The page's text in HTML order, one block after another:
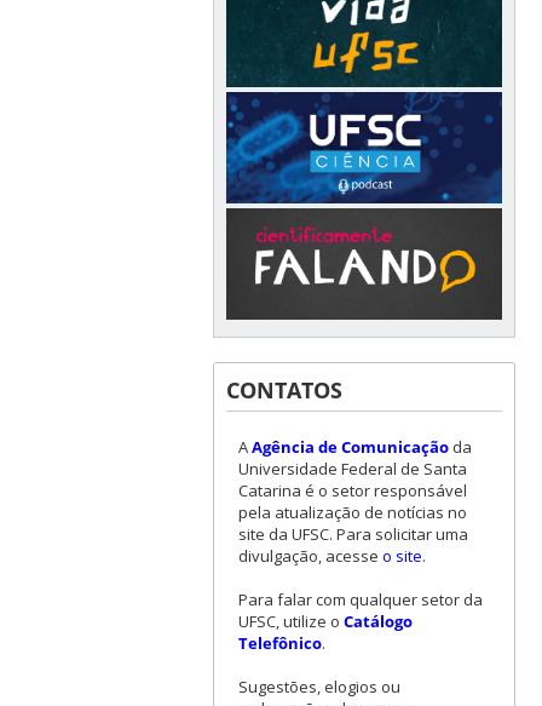
CONTATOS
AAgência de Comunicaçãoda
Universidade Federal de Santa
Catarina é o setor responsável
pela atualização de notícias no
site da UFSC. Para solicitar uma
divulgação, acesse o site.
Para falar com qualquer setor da
UFSC, utilize o Catálogo
Telefônico.
Sugestões, elogios ou